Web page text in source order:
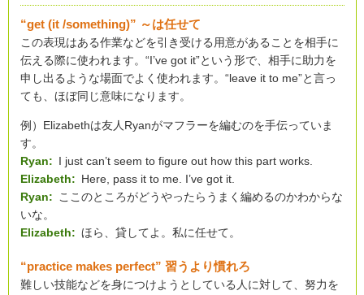
“get (it /something)” ～は任せて
この表現はある作業などを引き受ける用意があることを相手に
伝える際に使われます。“I’ve got it”という形で、相手に助力を
申し出るような場面でよく使われます。“leave it to me”と言っ
ても、ほぼ同じ意味になります。
例）Elizabethは友人Ryanがマフラーを編むのを手伝っていま
す。
Ryan: I just can’t seem to figure out how this part works.
Elizabeth: Here, pass it to me. I’ve got it.
Ryan: ここのところがどうやったらうまく編めるのかわからな
いな。
Elizabeth: ほら、貸してよ。私に任せて。
“practice makes perfect” 習うより慣れろ
難しい技能などを身につけようとしている人に対して、努力を